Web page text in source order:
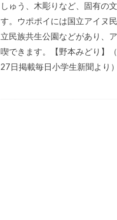
しゅう、木彫りなど、固有の
す。ウポポイには国立アイヌ
立民族共生公園などがあり、
喫できます。【野本みどり】
27日掲載毎日小学生新聞より）